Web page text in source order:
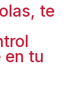
te
en tu